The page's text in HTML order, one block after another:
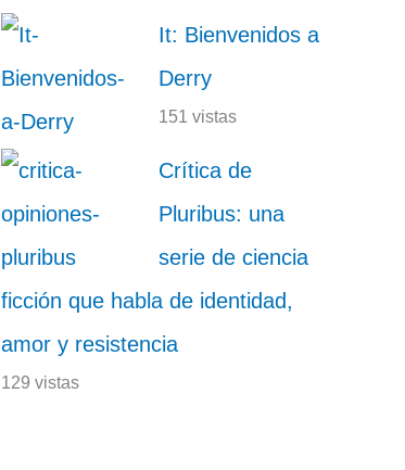
It: Bienvenidos a
Derry
151 vistas
Crítica de
Pluribus: una
serie de ciencia
ficción que habla de identidad,
amor y resistencia
129 vistas